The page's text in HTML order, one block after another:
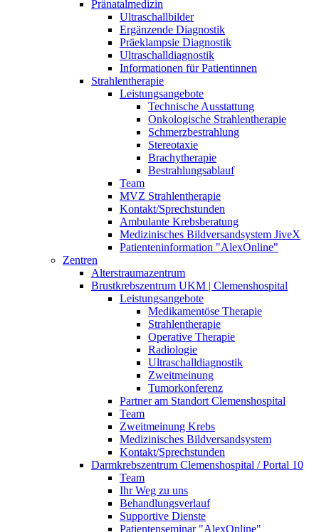
Pränatalmedizin
Ultraschallbilder
Ergänzende Diagnostik
Präeklampsie Diagnostik
Ultraschalldiagnostik
Informationen für Patientinnen
Strahlentherapie
Leistungsangebote
Technische Ausstattung
Onkologische Strahlentherapie
Schmerzbestrahlung
Stereotaxie
Brachytherapie
Bestrahlungsablauf
Team
MVZ Strahlentherapie
Kontakt/Sprechstunden
Ambulante Krebsberatung
Medizinisches Bildversandsystem JiveX
Patienteninformation "AlexOnline"
Zentren
Alterstraumazentrum
Brustkrebszentrum UKM | Clemenshospital
Leistungsangebote
Medikamentöse Therapie
Strahlentherapie
Operative Therapie
Radiologie
Ultraschalldiagnostik
Zweitmeinung
Tumorkonferenz
Partner am Standort Clemenshospital
Team
Zweitmeinung Krebs
Medizinisches Bildversandsystem
Kontakt/Sprechstunden
Darmkrebszentrum Clemenshospital / Portal 10
Team
Ihr Weg zu uns
Behandlungsverlauf
Supportive Dienste
Patientenseminar "AlexOnline"